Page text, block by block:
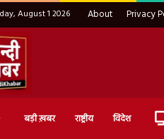
August 1 2026 About Privacy
Home बड़ी ख़बर राष्ट्रीय विदेश